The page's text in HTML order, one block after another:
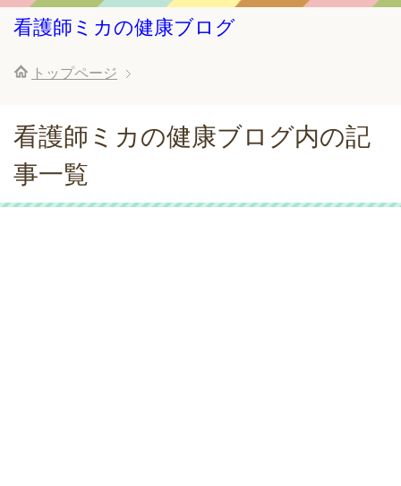
看護師ミカの健康ブログ
トップページ
看護師ミカの健康ブログ内の記
事一覧